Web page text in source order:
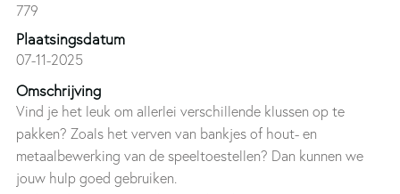
779
Plaatsingsdatum
07-11-2025
Omschrijving
Vind je het leuk om allerlei verschillende klussen op te
pakken? Zoals het verven van bankjes of hout- en
metaalbewerking van de speeltoestellen? Dan kunnen we
jouw hulp goed gebruiken.